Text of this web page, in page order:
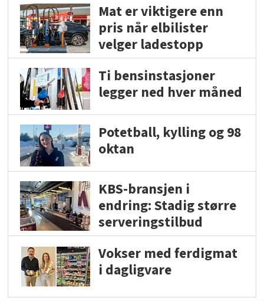
Mat er viktigere enn
pris når elbilister
velger ladestopp
Ti bensinstasjoner
legger ned hver måned
Potetball, kylling og 98
oktan
KBS-bransjen i
endring: Stadig større
serveringstilbud
Vokser med ferdigmat
i dagligvare